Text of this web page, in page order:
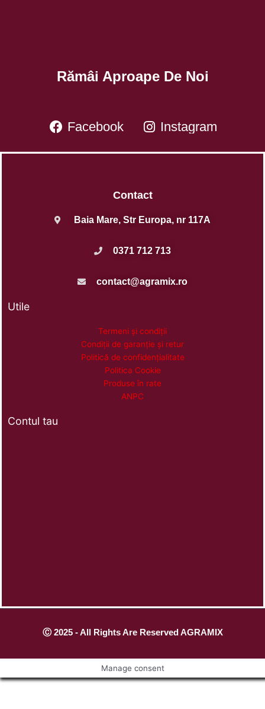
Rămâi Aproape De Noi
Facebook Instagram
Contact
Baia Mare, Str Europa, nr 117A
0371 712 713
contact@agramix.ro
Utile
Termeni și condiții
Condiții de garanție și retur
Politică de confidențialitate
Politica Cookie
Produse în rate
ANPC
Contul tau
Ⓒ 2025 - All Rights Are Reserved AGRAMIX
Manage consent